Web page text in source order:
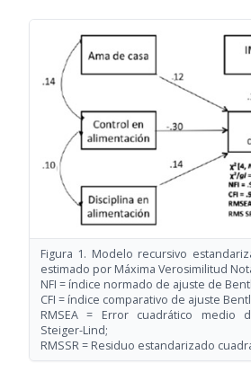
Figura 1. Modelo recursivo
estimado por Máxima Verosimilitud
NFI = índice normado de ajuste de
CFI = índice comparativo de ajuste
RMSEA = Error cuadrático medio
Steiger-Lind;
RMSSR = Residuo estandarizado